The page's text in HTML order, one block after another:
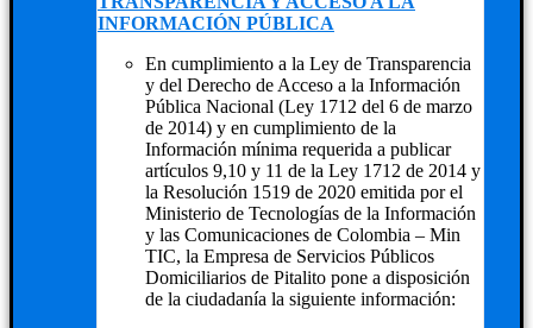
INFORMACIÓN PÚBLICA
En cumplimiento a la Ley de Transparencia
y del Derecho de Acceso a la Información
Pública Nacional (Ley 1712 del 6 de marzo
de 2014) y en cumplimiento de la
Información mínima requerida a publicar
artículos 9,10 y 11 de la Ley 1712 de 2014 y
la Resolución 1519 de 2020 emitida por el
Ministerio de Tecnologías de la Información
y las Comunicaciones de Colombia – Min
TIC, la Empresa de Servicios Públicos
Domiciliarios de Pitalito pone a disposición
de la ciudadanía la siguiente información: